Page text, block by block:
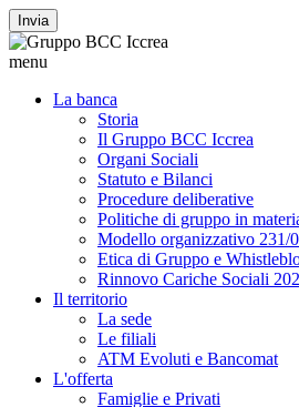
Invia
menu
La banca
Storia
Il Gruppo BCC Iccrea
Organi Sociali
Statuto e Bilanci
Procedure deliberative
Politiche di gruppo in
Modello organizzativo 231/
Etica di Gruppo e
Rinnovo Cariche Sociali
Il territorio
La sede
Le filiali
ATM Evoluti e Bancomat
L'offerta
Famiglie e Privati